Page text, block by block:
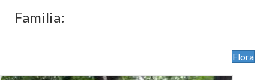
Familia:
Flora